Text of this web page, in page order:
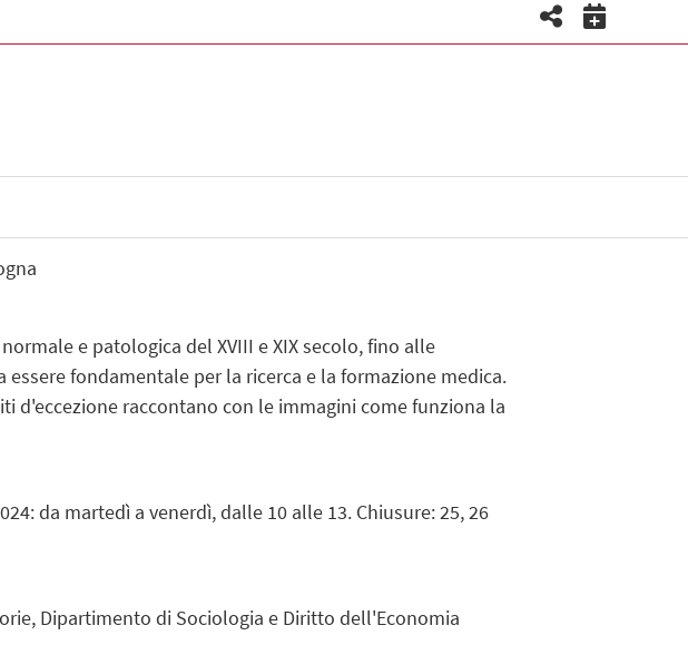
e patologica del XVIII e XIX secolo, fino alle
fondamentale per la ricerca e la formazione medica.
d'eccezione raccontano con le immagini come funziona la
da martedì a venerdì, dalle 10 alle 13. Chiusure: 25, 26
Dipartimento di Sociologia e Diritto dell'Economia